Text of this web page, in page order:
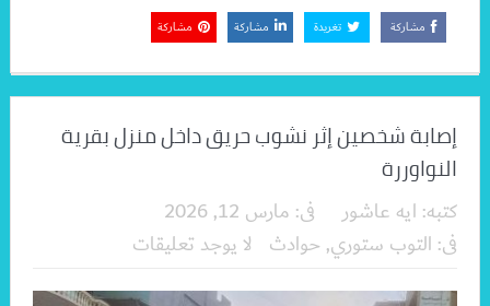
مشاركة تغريدة مشاركة مشاركة
إصابة شخصين إثر نشوب حريق داخل منزل بقرية
النواوررة
كتبه: ايه عاشور فى: مارس 12, 2026
فى: التوب ستوري, حوادث لا يوجد تعليقات